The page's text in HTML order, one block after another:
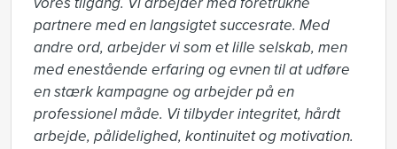
partnere med en langsigtet succesrate. Med
andre ord, arbejder vi som et lille selskab, men
med enestående erfaring og evnen til at udføre
en stærk kampagne og arbejder på en
professionel måde. Vi tilbyder integritet, hårdt
arbejde, pålidelighed, kontinuitet og motivation.